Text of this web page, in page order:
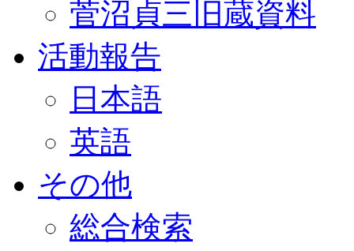
菅沼貞三旧蔵資料
活動報告
日本語
英語
その他
総合検索